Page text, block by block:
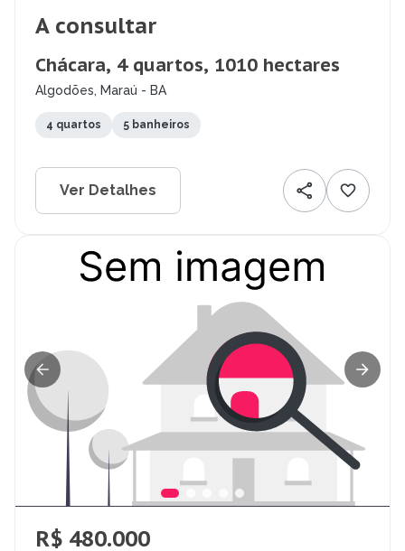
A consultar
Chácara, 4 quartos, 1010 hectares
Algodões, Maraú - BA
4 quartos 5 banheiros
Ver Detalhes
R$ 480.000